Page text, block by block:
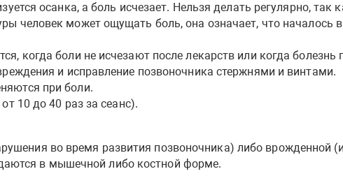
осанка, а боль исчезает. Нельзя делать регулярно, так
человек может ощущать боль, она означает, что началось
когда боли не исчезают после лекарств или когда болезнь
и исправление позвоночника стержнями и винтами.
при боли.
10 до 40 раз за сеанс).
во время развития позвоночника) либо врожденной
в мышечной либо костной форме.